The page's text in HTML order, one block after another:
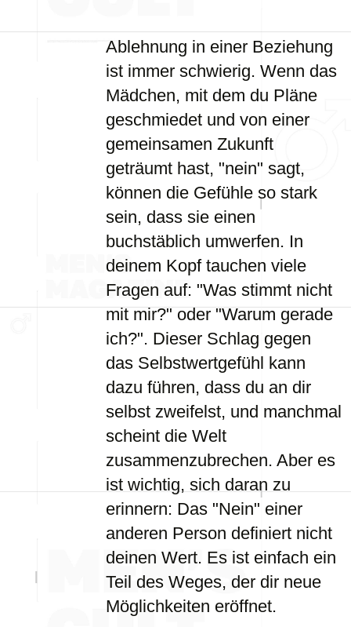
Ablehnung in einer Beziehung
ist immer schwierig. Wenn das
Mädchen, mit dem du Pläne
geschmiedet und von einer
gemeinsamen Zukunft
geträumt hast, "nein" sagt,
können die Gefühle so stark
sein, dass sie einen
buchstäblich umwerfen. In
deinem Kopf tauchen viele
Fragen auf: "Was stimmt nicht
mit mir?" oder "Warum gerade
ich?". Dieser Schlag gegen
das Selbstwertgefühl kann
dazu führen, dass du an dir
selbst zweifelst, und manchmal
scheint die Welt
zusammenzubrechen. Aber es
ist wichtig, sich daran zu
erinnern: Das "Nein" einer
anderen Person definiert nicht
deinen Wert. Es ist einfach ein
Teil des Weges, der dir neue
Möglichkeiten eröffnet.